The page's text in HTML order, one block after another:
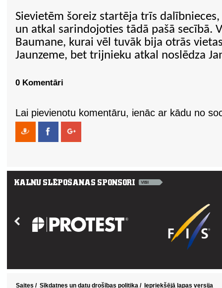
Sievietēm šoreiz startēja trīs
un atkal sarindojoties tādā pašā secībā.
Baumane, kurai vēl tuvāk bija otrās
Jaunzeme, bet trijnieku atkal noslēdza
0 Komentāri
Lai pievienotu komentāru, ienāc ar kādu no
Saites / Sīkdatnes un datu drošības politika / Iepriekšējā lapas versija